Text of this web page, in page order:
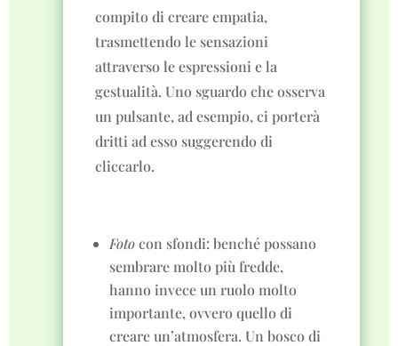
compito di creare empatia,
trasmettendo le sensazioni
attraverso le espressioni e la
gestualità. Uno sguardo che osserva
un pulsante, ad esempio, ci porterà
dritti ad esso suggerendo di
cliccarlo.
Fotocon sfondi: benché possano
sembrare molto più fredde,
hanno invece un ruolo molto
importante, ovvero quello di
creare un’atmosfera. Un bosco di